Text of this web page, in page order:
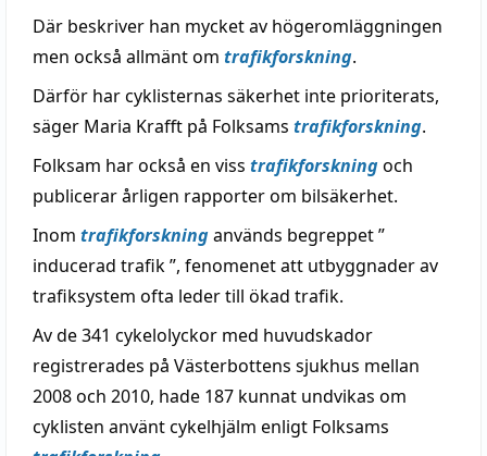
Där beskriver han mycket av högeromläggningen
men också allmänt om trafikforskning.
Därför har cyklisternas säkerhet inte prioriterats,
säger Maria Krafft på Folksams trafikforskning.
Folksam har också en viss trafikforskningoch
publicerar årligen rapporter om bilsäkerhet.
Inom trafikforskninganvänds begreppet ”
inducerad trafik ”, fenomenet att utbyggnader av
trafiksystem ofta leder till ökad trafik.
Av de 341 cykelolyckor med huvudskador
registrerades på Västerbottens sjukhus mellan
2008 och 2010, hade 187 kunnat undvikas om
cyklisten använt cykelhjälm enligt Folksams